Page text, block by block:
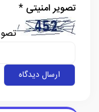
تصویر امنیتی *